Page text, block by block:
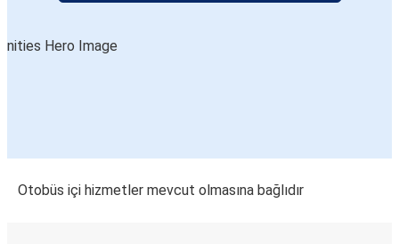
Otobüs içi hizmetler mevcut olmasına bağlıdır